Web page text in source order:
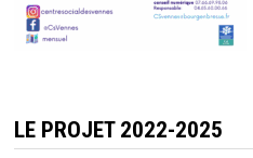
LE PROJET 2022-2025